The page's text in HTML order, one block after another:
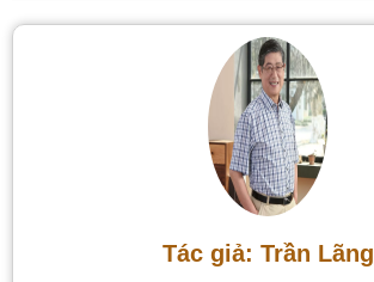
Tác giả: Trần Lãng